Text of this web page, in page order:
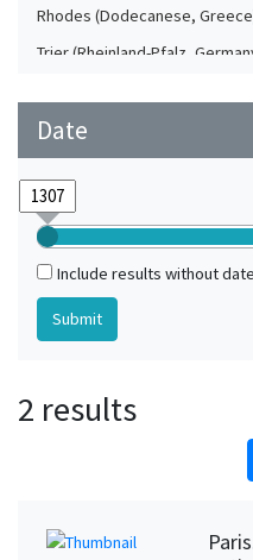
Rhodes (Dodecanese,
Trier (Rheinland-Pfalz,
Date
Include results without date
2 results